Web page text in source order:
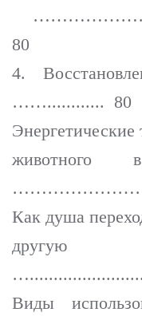
80
4.
……............ 80
животного
Как душа
Виды